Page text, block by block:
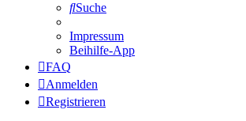
Suche
Impressum
Beihilfe-App
FAQ
Anmelden
Registrieren